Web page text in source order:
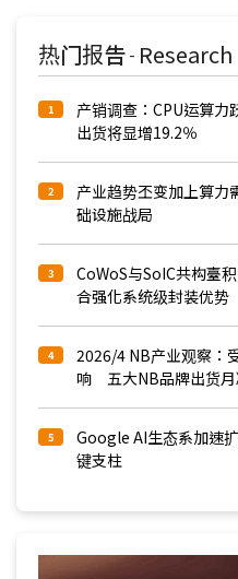
热门报告 - Research
1
产销调查：CPU运算
出货将显增19.2％
2
产业趋势丕变加上算
础设施战局
3
CoWoS与SoIC共构臺
合强化系统级封装优势
4
2026/4 NB产业观察：
响 五大NB品牌出货
5
Google AI生态系加速
键支柱